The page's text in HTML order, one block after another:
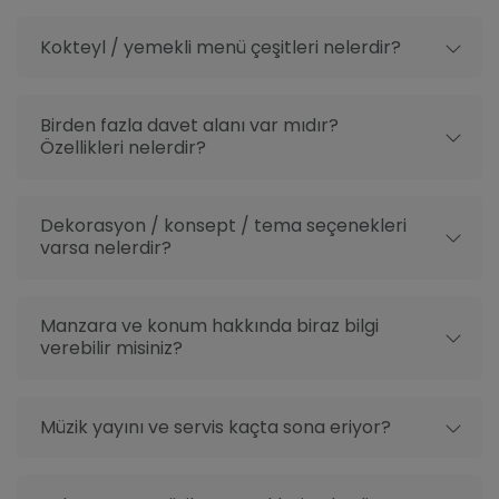
hizmeti de bulunuyor. Açık adresi ise şöyle; Barış
Manço Caddesi No:29 Kanlıca - Beykoz / İstanbul.
Kokteyl / yemekli menü çeşitleri nelerdir?
Birden fazla davet alanı var mıdır?
Özellikleri nelerdir?
Dekorasyon / konsept / tema seçenekleri
varsa nelerdir?
Manzara ve konum hakkında biraz bilgi
verebilir misiniz?
Müzik yayını ve servis kaçta sona eriyor?